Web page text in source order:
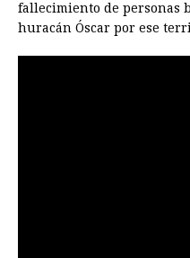
fallecimiento de personas
huracán Óscar por ese